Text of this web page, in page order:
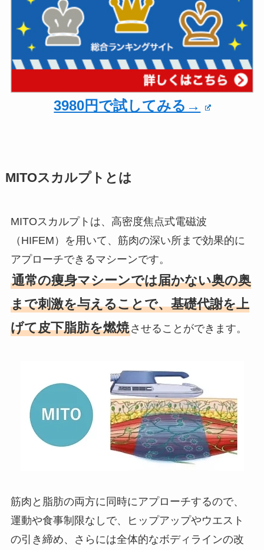
3980円で試してみる→
MITOスカルプトとは
MITOスカルプトは、高密度焦点式電磁波
（HIFEM）を用いて、筋肉の深い所まで効果的に
アプローチできるマシーンです。
通常の痩身マシーンでは届かない奥の奥
まで刺激を与えることで、基礎代謝を上
げて皮下脂肪を燃焼させることができます。
筋肉と脂肪の両方に同時にアプローチするので、
運動や食事制限なしで、ヒップアップやウエスト
の引き締め、さらには全体的なボディラインの改